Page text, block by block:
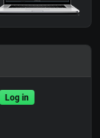
Log in